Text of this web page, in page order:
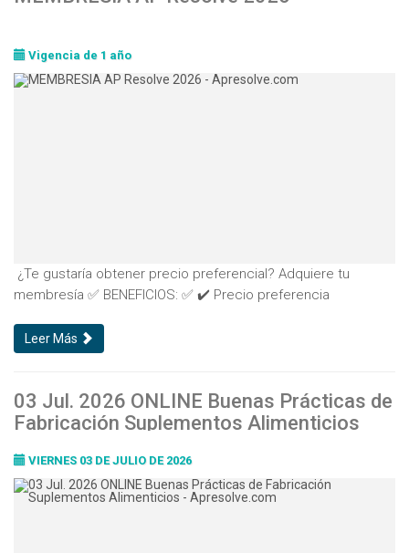
Vigencia de 1 año
¿Te gustaría obtener precio preferencial? Adquiere tu
membresía ✅ BENEFICIOS: ✅ ✔️ Precio preferencia
Leer Más
03 Jul. 2026 ONLINE Buenas Prácticas de
Fabricación Suplementos Alimenticios
VIERNES 03 DE JULIO DE 2026